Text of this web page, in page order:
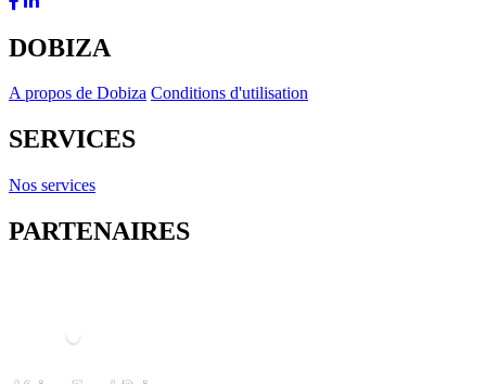
DOBIZA
A propos de Dobiza Conditions d'utilisation
SERVICES
Nos services
PARTENAIRES